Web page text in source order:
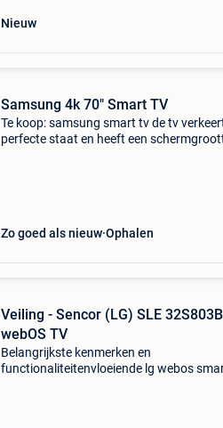
Nieuw
Samsung 4k 70" Smart TV
Te koop: samsung smart tv de tv
perfecte staat en heeft een
Zo goed als nieuw Ophalen
Veiling - Sencor (LG) SLE
webOS TV
Belangrijkste kenmerken en
functionaliteitenvloeiende lg webos